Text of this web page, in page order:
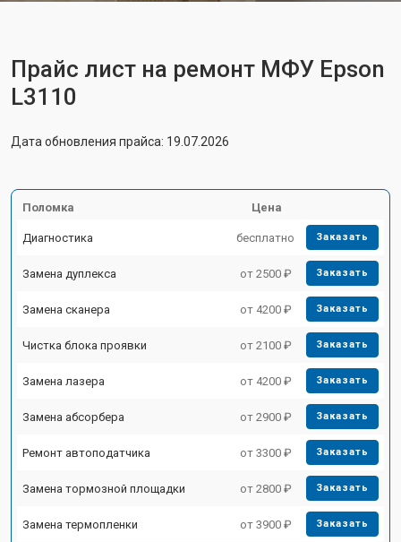
Прайс лист на ремонт МФУ Epson
L3110
Дата обновления прайса: 19.07.2026
Поломка Цена
Диагностика бесплатно Заказать
Замена дуплекса от 2500 ₽ Заказать
Замена сканера от 4200 ₽ Заказать
Чистка блока проявки от 2100 ₽ Заказать
Замена лазера от 4200 ₽ Заказать
Замена абсорбера от 2900 ₽ Заказать
Ремонт автоподатчика от 3300 ₽ Заказать
Замена тормозной площадки от 2800 ₽ Заказать
Замена термопленки от 3900 ₽ Заказать